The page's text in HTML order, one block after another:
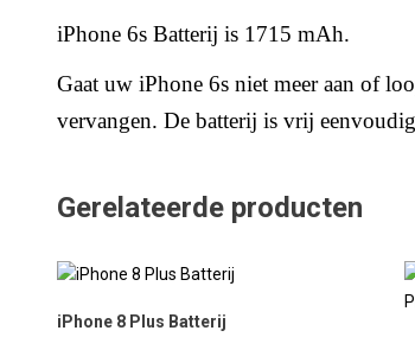
iPhone 6s Batterij is 1715 mAh.
Gaat uw iPhone 6s niet meer aan of
vervangen. De batterij is vrij
Gerelateerde producten
iPhone 8 Plus Batterij